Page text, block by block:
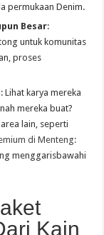
permukaan Denim.
Besar:
untuk komunitas
proses
: Lihat karya mereka
mereka buat?
lain, seperti
di Menteng:
menggarisbawahi
Kain